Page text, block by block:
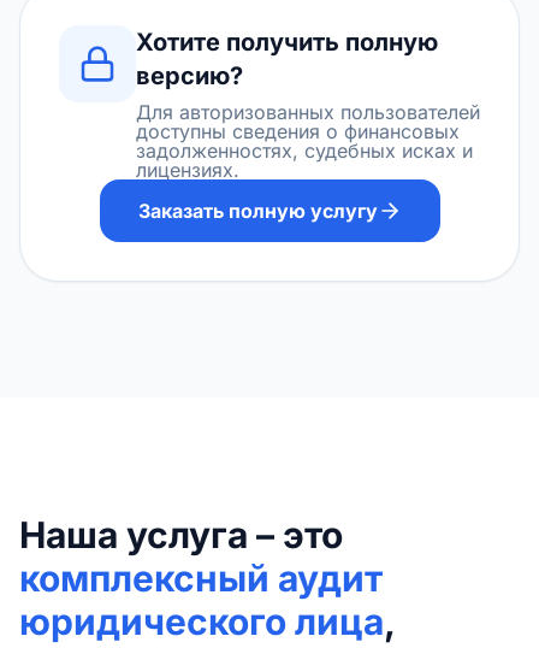
Хотите получить полную
версию?
Для авторизованных пользователей
доступны сведения о финансовых
задолженностях, судебных исках и
лицензиях.
Заказать полную услугу
Наша услуга – это
комплексный аудит
юридического лица,